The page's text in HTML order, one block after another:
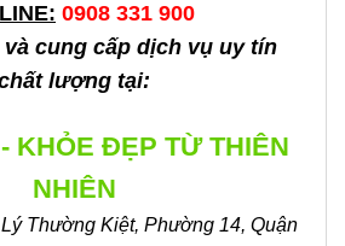
0908 331 900
cung cấp dịch vụ uy tín
lượng tại:
KHỎE ĐẸP TỪ THIÊN
NHIÊN
Thường Kiệt, Phường 14, Quận